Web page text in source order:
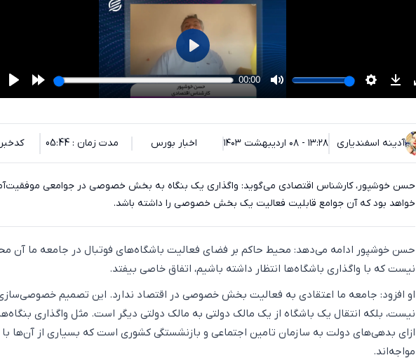
آدینه اسفندیاری ۱۳:۲۸ - ۰۸ اردیبهشت ۱۴۰۳ اخبار بورس مدت زمان : 05:44 کدخبر :
حسن خوشپور، کارشناس اقتصادی می‌گوید: واگذاری یک بنگاه به بخش خصوصی در جوامعی
خواهد بود که آن جوامع قابلیت فعالیت یک بخش خصوصی را داشته باشد.
حسن خوشپور ادامه می‌دهد: محیط حاکم بر فضای فعالیت باشگاه‌های فوتبال در جامعه ما آن
نیست که با واگذاری باشگاه‌ها انتظار داشته باشیم، اتفاق خاصی بیفتد.
او افزود: جامعه ما اعتقادی به فعالیت بخش خصوصی در اقتصاد ندارد. این تصمیم
نیست، بلکه انتقال یک باشگاه از یک مالک دولتی به مالک دولتی دیگر است. مثل واگذاری
ازای بدهی‌های دولت به سازمان تامین اجتماعی و بازنشستگی کشوری است که بسیاری از آن‌ها
مواجه‌اند.